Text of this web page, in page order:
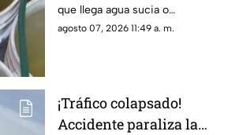
que llega agua sucia o
maloliente; estas son las
agosto 07, 2026 11:49 a. m.
¡Tráfico colapsado!
Accidente paraliza la